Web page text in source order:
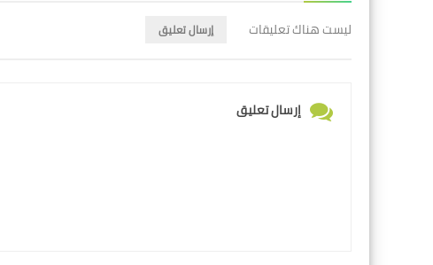
ليست هناك تعليقات إرسال تعليق
إرسال تعليق